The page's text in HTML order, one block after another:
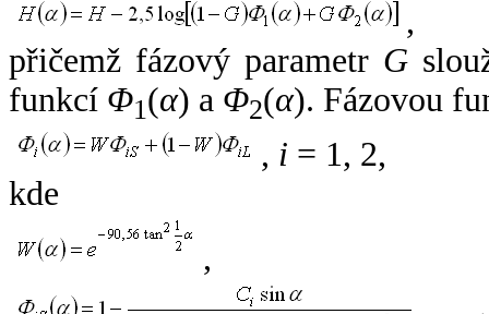
,
přičemž fázový parametr G
funkcí Φ1(α) a Φ2(α). Fázovou
, i = 1, 2,
kde
,